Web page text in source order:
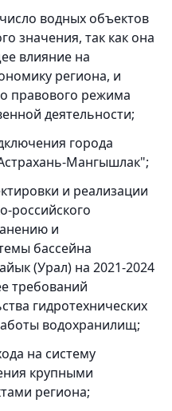
водных объектов
значения, так как она
влияние на
региона, и
правового режима
деятельности;
города
Мангышлак";
и реализации
российского
и
бассейна
(Урал) на 2021-2024
требований
гидротехнических
водохранилищ;
на систему
крупными
региона;